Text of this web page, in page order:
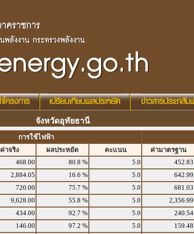
จังหวัดอุทัยธานี
การใช้ไฟฟ้า
ค่าจริง ผลประหยัด คะแนน ค่ามาตรฐาน
468.00 80.8 % 5.0 452.83
2,884.05 16.6 % 5.0 642.99
720.00 75.7 % 5.0 681.03
9,628.00 55.8 % 5.0 2,356.99
434.00 92.7 % 5.0 240.54
146.00 97.2 % 5.0 159.48